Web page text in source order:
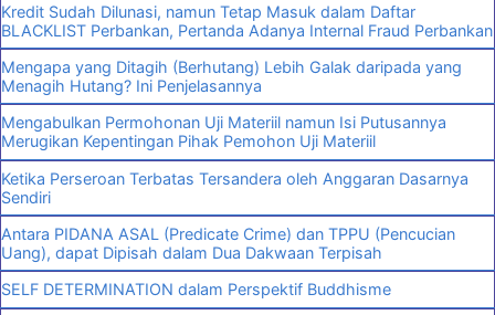
Kredit Sudah Dilunasi, namun Tetap Masuk dalam Daftar
BLACKLIST Perbankan, Pertanda Adanya Internal Fraud Perbankan
Mengapa yang Ditagih (Berhutang) Lebih Galak daripada yang
Menagih Hutang? Ini Penjelasannya
Mengabulkan Permohonan Uji Materiil namun Isi Putusannya
Merugikan Kepentingan Pihak Pemohon Uji Materiil
Ketika Perseroan Terbatas Tersandera oleh Anggaran Dasarnya
Sendiri
Antara PIDANA ASAL (Predicate Crime) dan TPPU (Pencucian
Uang), dapat Dipisah dalam Dua Dakwaan Terpisah
SELF DETERMINATION dalam Perspektif Buddhisme